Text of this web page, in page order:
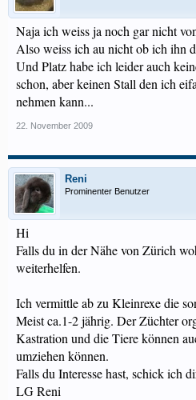
Naja ich weiss ja noch gar nicht
Also weiss ich au nicht ob ich ihn
Und Platz habe ich leider auch
schon, aber keinen Stall den ich
nehmen kann...
22. November 2009
Reni
Prominenter Benutzer
Hi
Falls du in der Nähe von Zürich
weiterhelfen.
Ich vermittle ab zu Kleinrexe die
Meist ca.1-2 jährig. Der Züchter
Kastration und die Tiere können
umziehen können.
Falls du Interesse hast, schick ich
LG Reni